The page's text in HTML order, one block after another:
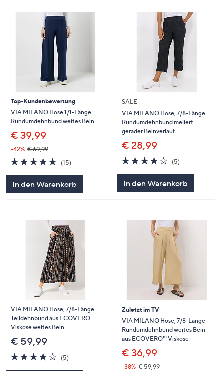
Top-Kundenbewertung
VIA MILANO Hose 1/1-Länge
Rundumdehnbund weites Bein
€ 39,99
-42% € 69,99
4.8
von
(15)15
In den Warenkorb
SALE
VIA MILANO Hose, 7/8-Länge
Rundumdehnbund meliert
gerader Beinverlauf
€ 28,99
4.0
von
(5)5
In den Warenkorb
VIA MILANO Hose, 7/8-Länge
Teildehnbund aus ECOVERO
Viskose weites Bein
€ 59,99
4.0
von
(5)5
Zuletzt im TV
VIA MILANO Hose, 7/8-Länge
Rundumdehnbund weites Bein
aus ECOVERO™ Viskose
€ 36,99
-38% € 59,99